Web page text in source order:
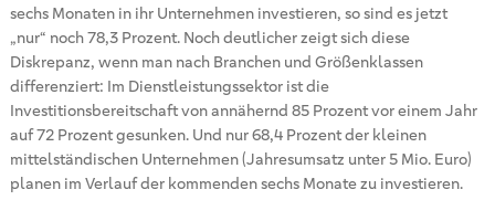
sechs Monaten in ihr Unternehmen investieren, so sind es jetzt
„nur“ noch 78,3 Prozent. Noch deutlicher zeigt sich diese
Diskrepanz, wenn man nach Branchen und Größenklassen
differenziert: Im Dienstleistungssektor ist die
Investitionsbereitschaft von annähernd 85 Prozent vor einem Jahr
auf 72 Prozent gesunken. Und nur 68,4 Prozent der kleinen
mittelständischen Unternehmen (Jahresumsatz unter 5 Mio. Euro)
planen im Verlauf der kommenden sechs Monate zu investieren.